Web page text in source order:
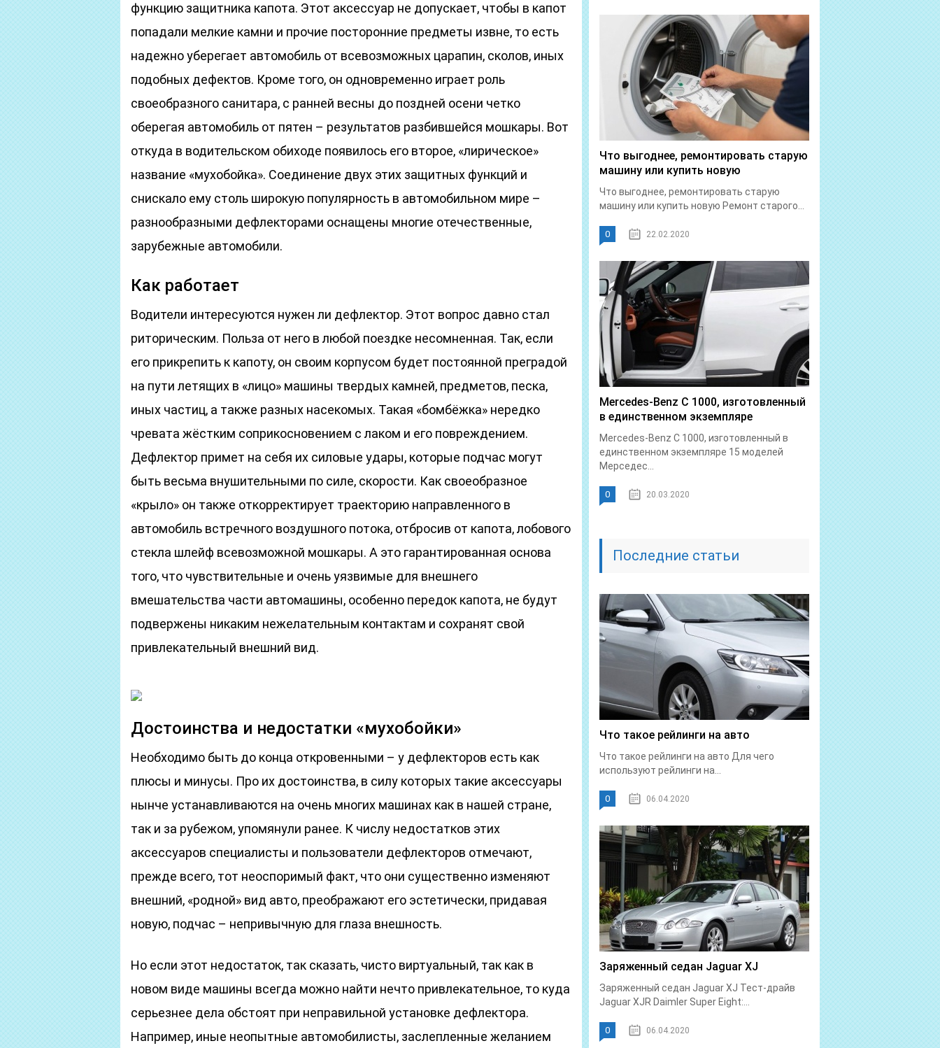
функцию защитника капота. Этот аксессуар не допускает, чтобы в капот
попадали мелкие камни и прочие посторонние предметы извне, то есть
надежно уберегает автомобиль от всевозможных царапин, сколов, иных
подобных дефектов. Кроме того, он одновременно играет роль
своеобразного санитара, с ранней весны до поздней осени четко
оберегая автомобиль от пятен – результатов разбившейся мошкары. Вот
откуда в водительском обиходе появилось его второе, «лирическое»
название «мухобойка». Соединение двух этих защитных функций и
снискало ему столь широкую популярность в автомобильном мире –
разнообразными дефлекторами оснащены многие отечественные,
зарубежные автомобили.
Как работает
Водители интересуются нужен ли дефлектор. Этот вопрос давно стал
риторическим. Польза от него в любой поездке несомненная. Так, если
его прикрепить к капоту, он своим корпусом будет постоянной преградой
на пути летящих в «лицо» машины твердых камней, предметов, песка,
иных частиц, а также разных насекомых. Такая «бомбёжка» нередко
чревата жёстким соприкосновением с лаком и его повреждением.
Дефлектор примет на себя их силовые удары, которые подчас могут
быть весьма внушительными по силе, скорости. Как своеобразное
«крыло» он также откорректирует траекторию направленного в
автомобиль встречного воздушного потока, отбросив от капота, лобового
стекла шлейф всевозможной мошкары. А это гарантированная основа
того, что чувствительные и очень уязвимые для внешнего
вмешательства части автомашины, особенно передок капота, не будут
подвержены никаким нежелательным контактам и сохранят свой
привлекательный внешний вид.
Достоинства и недостатки «мухобойки»
Необходимо быть до конца откровенными – у дефлекторов есть как
плюсы и минусы. Про их достоинства, в силу которых такие аксессуары
нынче устанавливаются на очень многих машинах как в нашей стране,
так и за рубежом, упомянули ранее. К числу недостатков этих
аксессуаров специалисты и пользователи дефлекторов отмечают,
прежде всего, тот неоспоримый факт, что они существенно изменяют
внешний, «родной» вид авто, преображают его эстетически, придавая
новую, подчас – непривычную для глаза внешность.
Но если этот недостаток, так сказать, чисто виртуальный, так как в
новом виде машины всегда можно найти нечто привлекательное, то куда
серьезнее дела обстоят при неправильной установке дефлектора.
Например, иные неопытные автомобилисты, заслепленные желанием
Что выгоднее, ремонтировать старую
машину или купить новую
Что выгоднее, ремонтировать старую
машину или купить новую Ремонт старого...
0 22.02.2020
Mercedes-Benz C 1000, изготовленный
в единственном экземпляре
Mercedes-Benz C 1000, изготовленный в
единственном экземпляре 15 моделей
Мерседес...
0 20.03.2020
Последние статьи
Что такое рейлинги на авто
Что такое рейлинги на авто Для чего
используют рейлинги на...
0 06.04.2020
Заряженный седан Jaguar XJ
Заряженный седан Jaguar XJ Тест-драйв
Jaguar XJR Daimler Super Eight:...
0 06.04.2020